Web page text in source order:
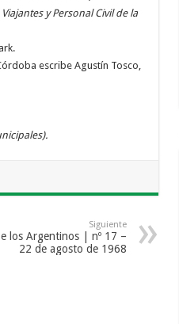
y Personal Civil de la
escribe Agustín Tosco,
Siguiente
los Argentinos | nº 17 –
22 de agosto de 1968